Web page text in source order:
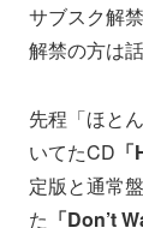
サブスク解
解禁の方は
先程「ほと
いてたCD
定版と通常
た 「Don’t